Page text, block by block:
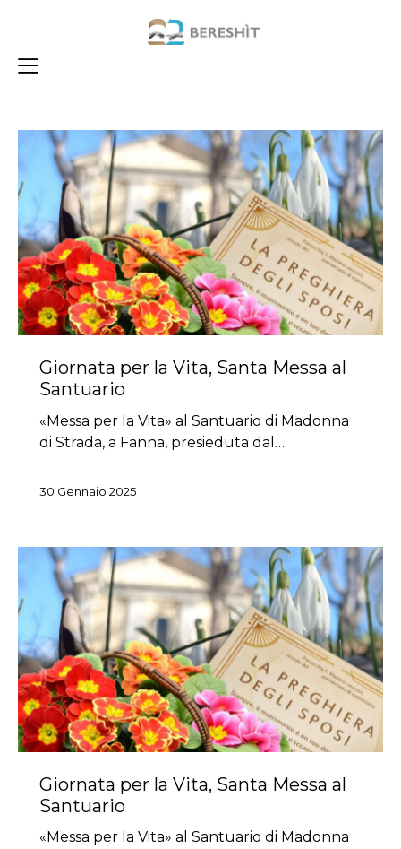
Giornata per la Vita, Santa Messa al
Santuario
«Messa per la Vita» al Santuario di Madonna
di Strada, a Fanna, presieduta dal…
30 Gennaio 2025
Giornata per la Vita, Santa Messa al
Santuario
«Messa per la Vita» al Santuario di Madonna